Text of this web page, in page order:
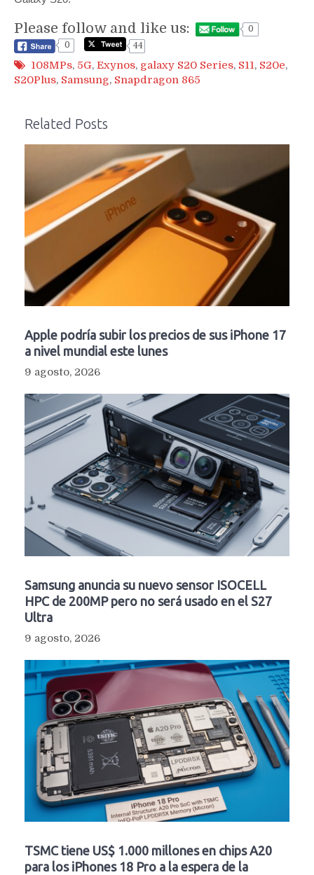
Please follow and like us:
0
0
44
108MPs, 5G, Exynos, galaxy S20 Series, S11, S20e,
S20Plus, Samsung, Snapdragon 865
Related Posts
Apple podría subir los precios de sus iPhone 17
a nivel mundial este lunes
9 agosto, 2026
Samsung anuncia su nuevo sensor ISOCELL
HPC de 200MP pero no será usado en el S27
Ultra
9 agosto, 2026
TSMC tiene US$ 1.000 millones en chips A20
para los iPhones 18 Pro a la espera de la